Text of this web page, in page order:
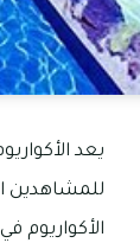
يعد
للمشاهدين
الأكواريوم